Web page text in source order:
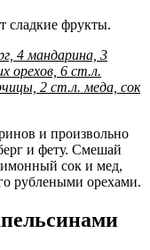
сладкие фрукты.
4 мандарина, 3
орехов, 6 ст.л.
2 ст.л. меда, сок
и произвольно
и фету. Смешай
сок и мед,
рублеными орехами.